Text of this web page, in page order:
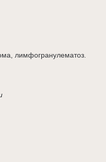
лимфогранулематоз.